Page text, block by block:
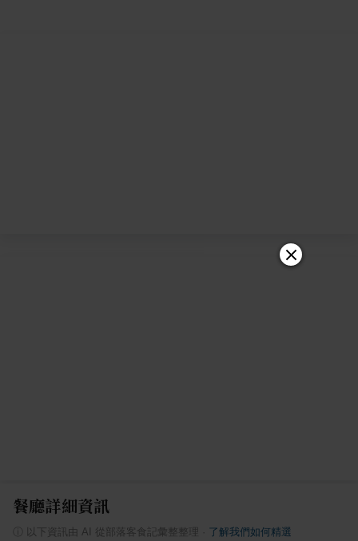
餐廳詳細資訊
ⓘ 以下資訊由 AI 從部落客食記彙整整理 了解我們如何精選